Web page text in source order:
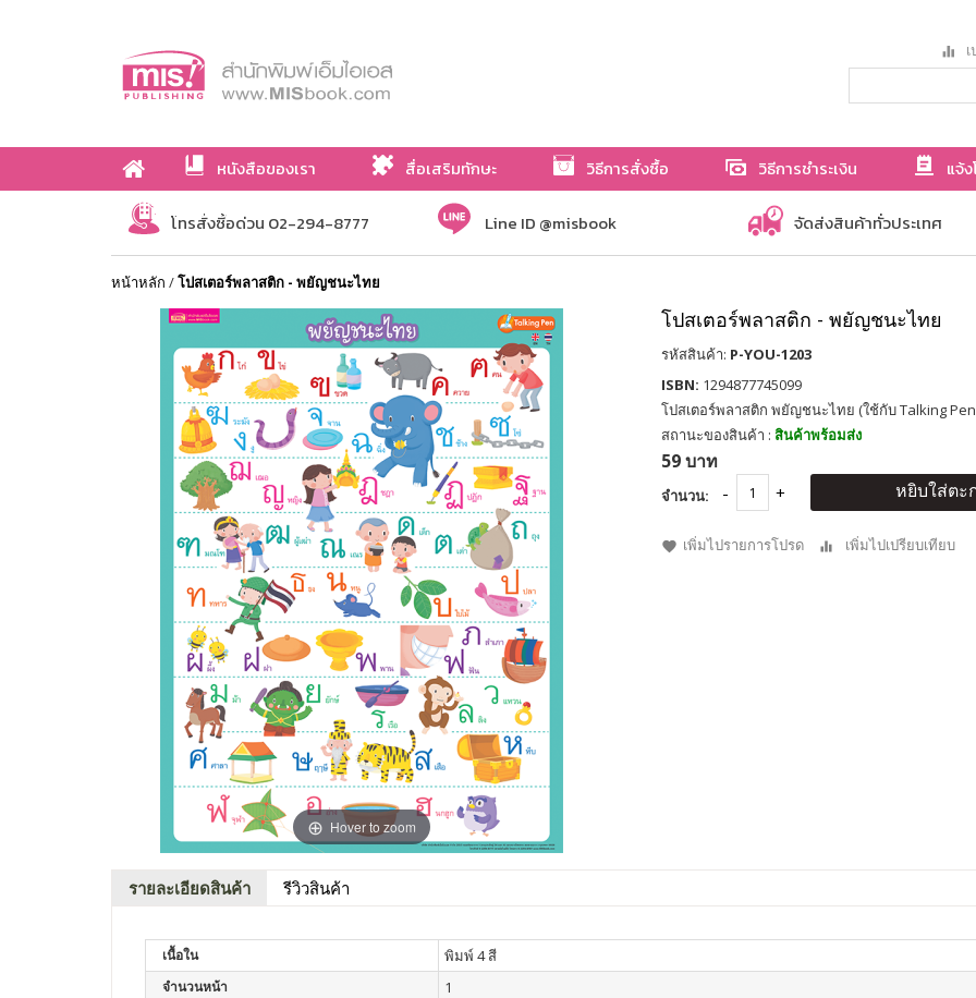
หนังสือของเรา สื่อเสริมทักษะ วิธีการสั่งซื้อ วิธีการชำระเงิน
แจ้
เกี่ยวกับเรา
โทรสั่งซื้อด่วน 02-294-8777 Line ID @misbook จัดส่งสินค้าทั่วประเทศ
หน้าหลัก /โปสเตอร์พลาสติก - พยัญชนะไทย
Hover to zoom
โปสเตอร์พลาสติก - พยัญชนะไทย
รหัสสินค้า: P-YOU-1203
ISBN: 1294877745099
โปสเตอร์พลาสติก พยัญชนะไทย (ใช้กับ Talking
สถานะของสินค้า : สินค้าพร้อมส่ง
59 บาท
จำนวน: หยิบใส่ตะ
เพิ่มไปรายการโปรด เพิ่มไปเปรียบเทียบ
รายละเอียดสินค้า รีวิวสินค้า
เนื้อใน พิมพ์ 4 สี
จำนวนหน้า 1